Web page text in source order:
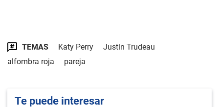
TEMAS Katy Perry
Justin Trudeau
alfombra roja
pareja
Te puede interesar